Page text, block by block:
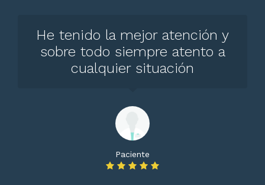
He tenido la mejor atención y
sobre todo siempre atento a
cualquier situación
Paciente